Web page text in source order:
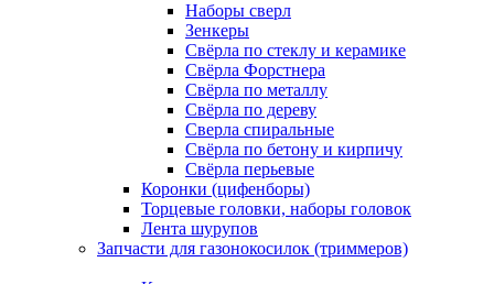
Наборы сверл
Зенкеры
Свёрла по стеклу и керамике
Свёрла Форстнера
Свёрла по металлу
Свёрла по дереву
Сверла спиральные
Свёрла по бетону и кирпичу
Свёрла перьевые
Коронки (цифенборы)
Торцевые головки, наборы головок
Лента шурупов
Запчасти для газонокосилок (триммеров)